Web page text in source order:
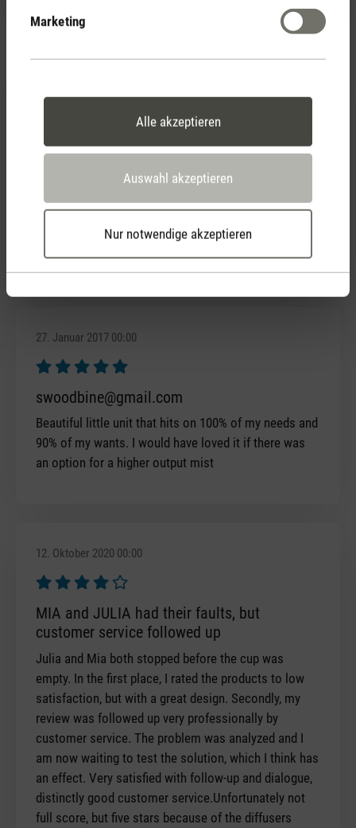
Marketing
Alle akzeptieren
Auswahl akzeptieren
Nur notwendige akzeptieren
Bewertung mit 4 von 5 Sternen
Interesting results.
the mist can vary from a very soft to that of a
humidifier. Also, I don't if the oil I'm using but now the
interior has yellowed. Any tips are greatly
27. Januar 2017 00:00
Bewertung mit 5 von 5 Sternen
swoodbine@gmail.com
Beautiful little unit that hits on 100% of my needs and
90% of my wants. I would have loved it if there was
an option for a higher output mist
12. Oktober 2020 00:00
Bewertung mit 4 von 5 Sternen
MIA and JULIA had their faults, but
customer service followed up
Julia and Mia both stopped before the cup was
empty. In the first place, I rated the products to low
satisfaction, but with a great design. Secondly, my
review was followed up very professionally by
customer service. The problem was analyzed and I
am now waiting to test the solution, which I think has
an effect. Very satisfied with follow-up and dialogue,
distinctly good customer service.Unfortunately not
full score, but five stars because of the diffusers